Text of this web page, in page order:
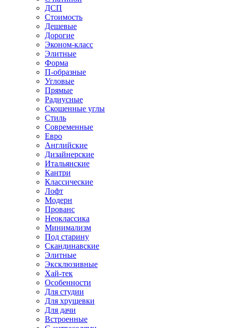
ДСП
Стоимость
Дешевые
Дорогие
Эконом-класс
Элитные
Форма
П-образные
Угловые
Прямые
Радиусные
Скошенные углы
Стиль
Современные
Евро
Английские
Дизайнерские
Итальянские
Кантри
Классические
Лофт
Модерн
Прованс
Неоклассика
Минимализм
Под старину
Скандинавские
Элитные
Эксклюзивные
Хай-тек
Особенности
Для студии
Для хрущевки
Для дачи
Встроенные